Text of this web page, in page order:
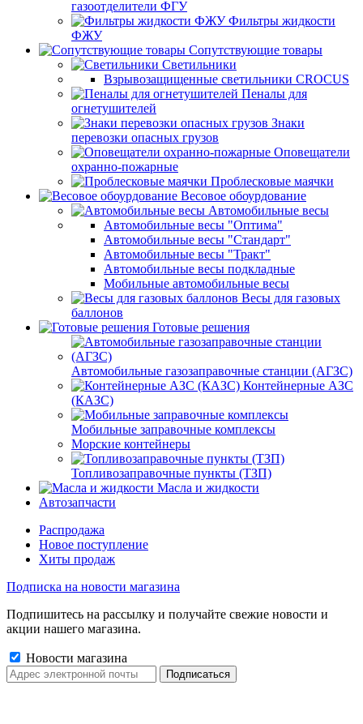
газоотделители ФГУ
Фильтры жидкости
ФЖУ
Сопутствующие товары
Светильники
Взрывозащищенные светильники CROCUS
Пеналы для
огнетушителей
Знаки
перевозки опасных грузов
Оповещатели
охранно-пожарные
Проблесковые маячки
Весовое обоурдование
Автомобильные весы
Автомобильные весы "Оптима"
Автомобильные весы "Стандарт"
Автомобильные весы "Тракт"
Автомобильные весы подкладные
Мобильные автомобильные весы
Весы для газовых
баллонов
Готовые решения
Автомобильные газозаправочные станции (АГЗС)
Контейнерные АЗС
(КАЗС)
Мобильные заправочные комплексы
Морские контейнеры
Топливозаправочные пункты (ТЗП)
Масла и жидкости
Автозапчасти
Распродажа
Новое поступление
Хиты продаж
Подписка на новости магазина
Подпишитесь на рассылку и получайте свежие новости и
акции нашего магазина.
Новости магазина